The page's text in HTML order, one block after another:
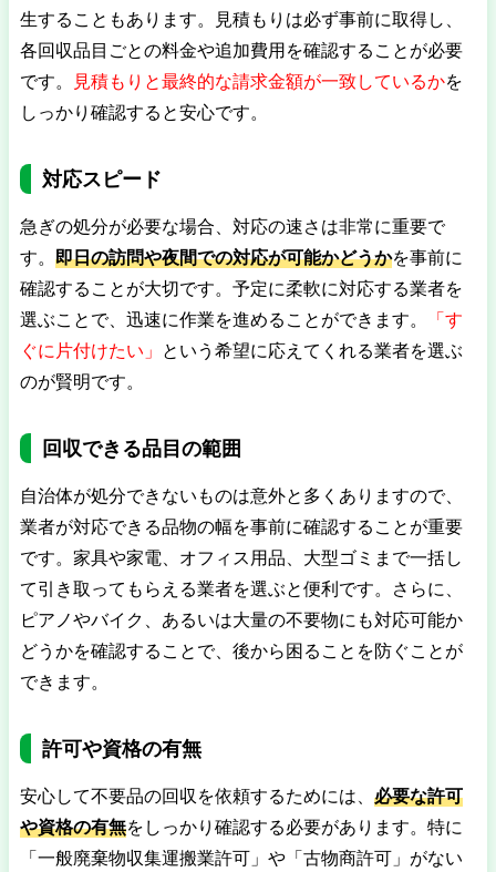
生することもあります。見積もりは必ず事前に取得し、
各回収品目ごとの料金や追加費用を確認することが必要
です。
見積もりと最終的な請求金額が一致しているかを
しっかり確認すると安心です。
対応スピード
急ぎの処分が必要な場合、対応の速さは非常に重要で
す。 即日の訪問や夜間での対応が可能かどうかを事前に
確認することが大切です。予定に柔軟に対応する業者を
選ぶことで、迅速に作業を進めることができます。
「す
ぐに片付けたい」 という希望に応えてくれる業者を選ぶ
のが賢明です。
回収できる品目の範囲
自治体が処分できないものは意外と多くありますので、
業者が対応できる品物の幅を事前に確認することが重要
です。家具や家電、オフィス用品、大型ゴミまで一括し
て引き取ってもらえる業者を選ぶと便利です。さらに、
ピアノやバイク、あるいは大量の不要物にも対応可能か
どうかを確認することで、後から困ることを防ぐことが
できます。
許可や資格の有無
安心して不要品の回収を依頼するためには、 必要な許可
や資格の有無をしっかり確認する必要があります。特に
「一般廃棄物収集運搬業許可」や「古物商許可」がない